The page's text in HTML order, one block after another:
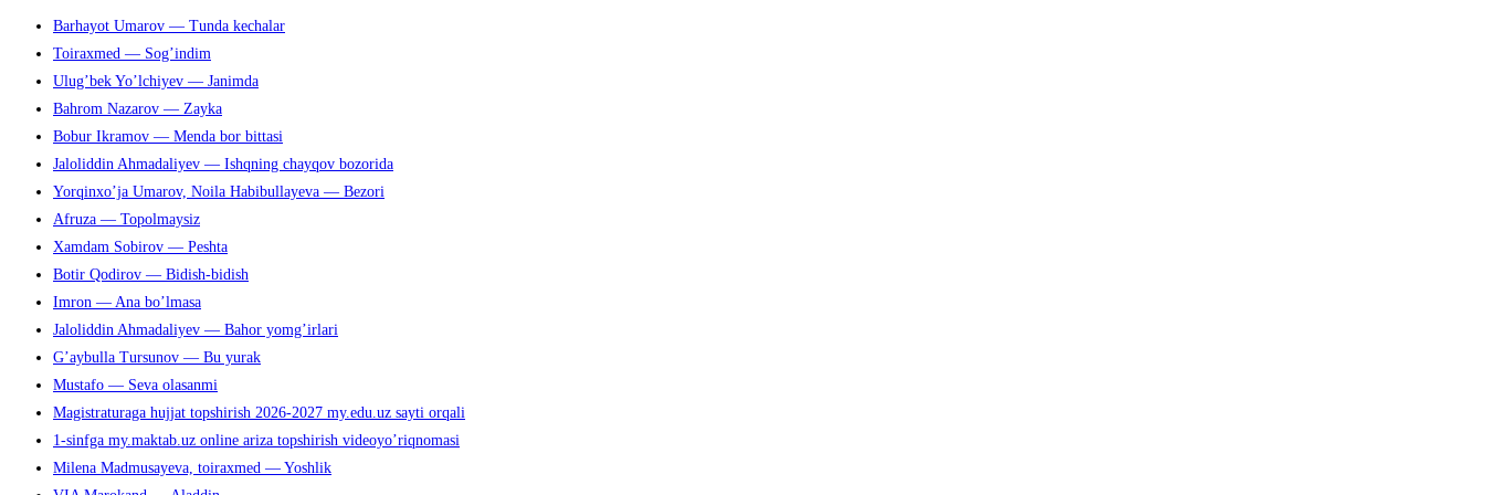
чтобы
панель
поиска.
Barhayot Umarov — Tunda kechalar
Toiraxmed — Sog’indim
Ulug’bek Yo’lchiyev — Janimda
Bahrom Nazarov — Zayka
Bobur Ikramov — Menda bor bittasi
Jaloliddin Ahmadaliyev — Ishqning chayqov bozorida
Yorqinxo’ja Umarov, Noila Habibullayeva — Bezori
Afruza — Topolmaysiz
Xamdam Sobirov — Peshta
Botir Qodirov — Bidish-bidish
Imron — Ana bo’lmasa
Jaloliddin Ahmadaliyev — Bahor yomg’irlari
G’aybulla Tursunov — Bu yurak
Mustafo — Seva olasanmi
Magistraturaga hujjat topshirish 2026-2027 my.edu.uz sayti orqali
1-sinfga my.maktab.uz online ariza topshirish videoyo’riqnomasi
Milena Madmusayeva, toiraxmed — Yoshlik